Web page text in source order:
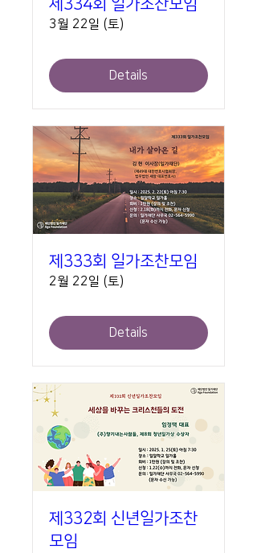
제334회 일가조찬모임
3월 22일 (토)
Details
제333회 일가조찬모임
2월 22일 (토)
Details
제332회 신년일가조찬
모임